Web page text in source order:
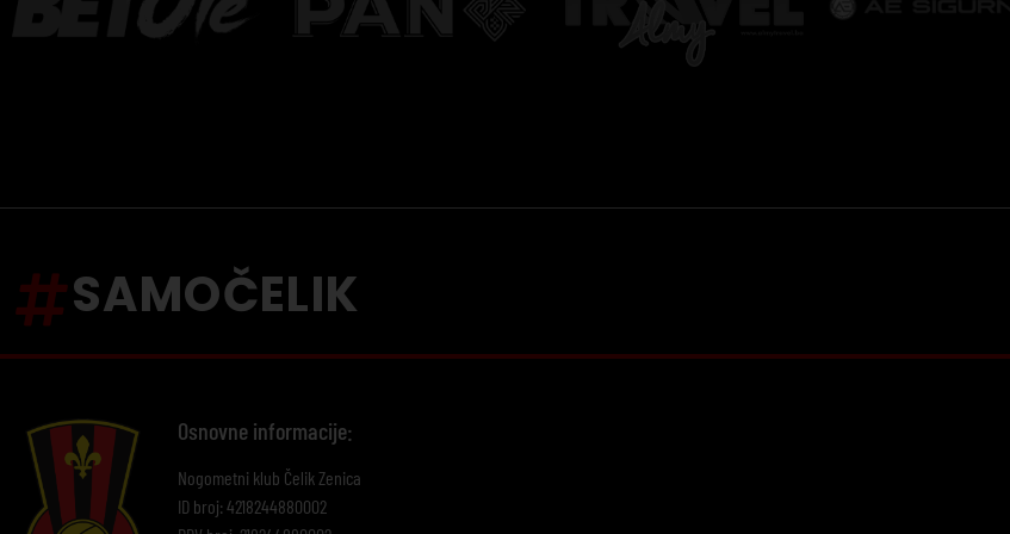
SAMOČELIK
Osnovne informacije:
Nogometni klub Čelik Zenica
ID broj: 4218244880002